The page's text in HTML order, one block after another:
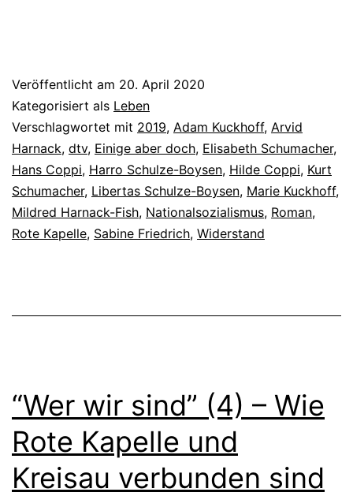
Veröffentlicht am 20. April 2020
Kategorisiert als Leben
Verschlagwortet mit 2019, Adam Kuckhoff, Arvid
Harnack, dtv, Einige aber doch, Elisabeth Schumacher,
Hans Coppi, Harro Schulze-Boysen, Hilde Coppi, Kurt
Schumacher, Libertas Schulze-Boysen, Marie Kuckhoff,
Mildred Harnack-Fish, Nationalsozialismus, Roman,
Rote Kapelle, Sabine Friedrich, Widerstand
“Wer wir sind” (4) – Wie
Rote Kapelle und
Kreisau verbunden sind